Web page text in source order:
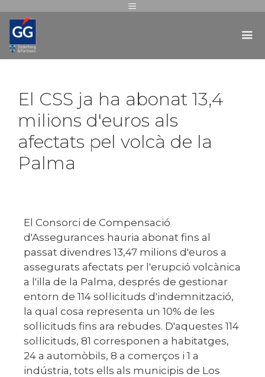
El CSS ja ha abonat 13,4
milions d'euros als
afectats pel volcà de la
Palma
El Consorci de Compensació
d'Assegurances hauria abonat fins al
passat divendres 13,47 milions d'euros a
assegurats afectats per l'erupció volcànica
a l'illa de la Palma, després de gestionar
entorn de 114 sol·licituds d'indemnització,
la qual cosa representa un 10% de les
sol·licituds fins ara rebudes. D'aquestes 114
sol·licituds, 81 corresponen a habitatges,
24 a automòbils, 8 a comerços i 1 a
indústria, tots ells als municipis de Los